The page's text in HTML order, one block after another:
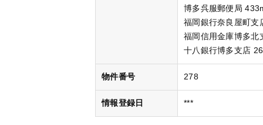
博多呉服郵便局
福岡銀行奈良屋町支
福岡信用金庫博多北
十八銀行博多支店
物件番号 278
情報登録日 ***